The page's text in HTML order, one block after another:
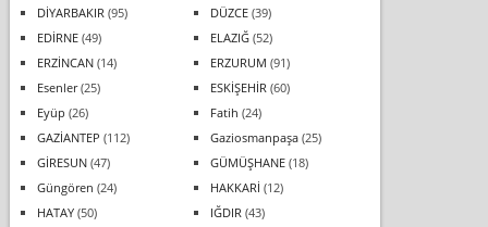
DİYARBAKIR (95) DÜZCE(39)
EDİRNE(49) ELAZIĞ(52)
ERZİNCAN(14) ERZURUM (91)
Esenler(25) ESKİŞEHİR (60)
Eyüp (26) Fatih (24)
GAZİANTEP (112) Gaziosmanpaşa(25)
GİRESUN(47) GÜMÜŞHANE(18)
Güngören (24) HAKKARİ (12)
HATAY(50) IĞDIR (43)